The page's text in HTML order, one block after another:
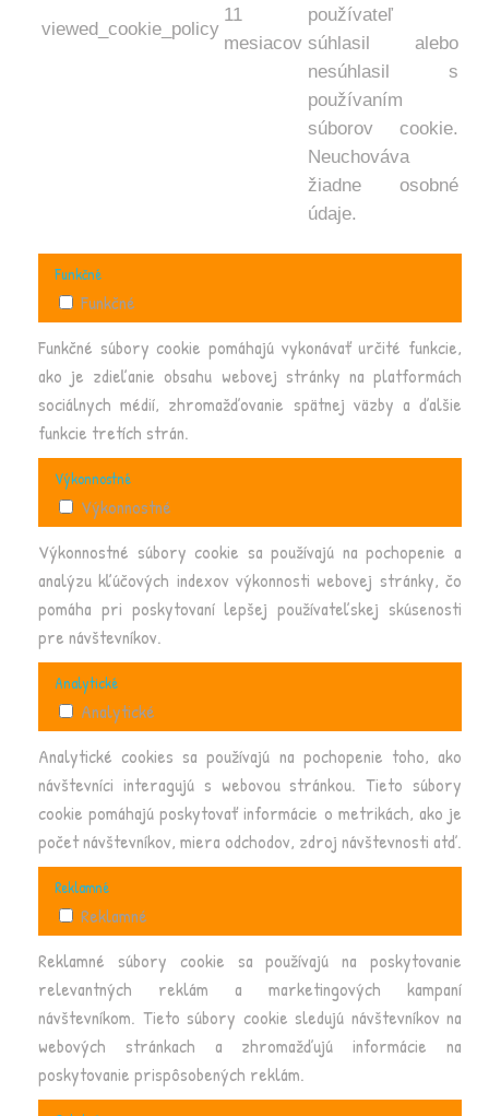
viewed_cookie_policy
11
mesiacov
používateľ
súhlasil alebo
nesúhlasil s
používaním
súborov cookie.
Neuchováva
žiadne osobné
údaje.
Funkčné
Funkčné
Funkčné súbory cookie pomáhajú vykonávať určité funkcie,
ako je zdieľanie obsahu webovej stránky na platformách
sociálnych médií, zhromažďovanie spätnej väzby a ďalšie
funkcie tretích strán.
Výkonnostné
Výkonnostné
Výkonnostné súbory cookie sa používajú na pochopenie a
analýzu kľúčových indexov výkonnosti webovej stránky, čo
pomáha pri poskytovaní lepšej používateľskej skúsenosti
pre návštevníkov.
Analytické
Analytické
Analytické cookies sa používajú na pochopenie toho, ako
návštevníci interagujú s webovou stránkou. Tieto súbory
cookie pomáhajú poskytovať informácie o metrikách, ako je
počet návštevníkov, miera odchodov, zdroj návštevnosti atď.
Reklamné
Reklamné
Reklamné súbory cookie sa používajú na poskytovanie
relevantných reklám a marketingových kampaní
návštevníkom. Tieto súbory cookie sledujú návštevníkov na
webových stránkach a zhromažďujú informácie na
poskytovanie prispôsobených reklám.